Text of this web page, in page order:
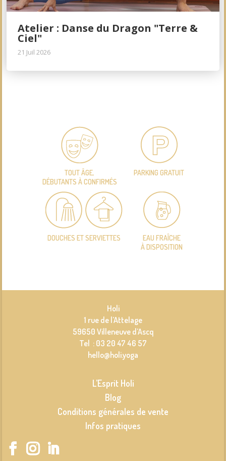
Atelier : Danse du Dragon "Terre &
Ciel"
21 Juil 2026
TOUT ÂGE,
DÉBUTANTS À CONFIRMÉS
PARKING GRATUIT
DOUCHES ET SERVIETTES
EAU FRAÎCHE
À DISPOSITION
Holi
1 rue de l’Attelage
59650 Villeneuve d’Ascq
Tel : 03 20 47 46 57
hello@holi.yoga
L’Esprit Holi
Blog
Conditions générales de vente
Infos pratiques